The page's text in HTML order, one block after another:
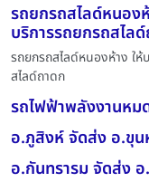
รถยกรถสไลด์หนอง
บริการรถยกรถสไล
รถยกรถสไลด์หนองห้าง ใ
สไลด์ถาดก
รถไฟฟ้าพลังงานห
อ.ภูสิงห์ จัดส่ง อ.ขุ
อ.กันทรารม จัดส่ง